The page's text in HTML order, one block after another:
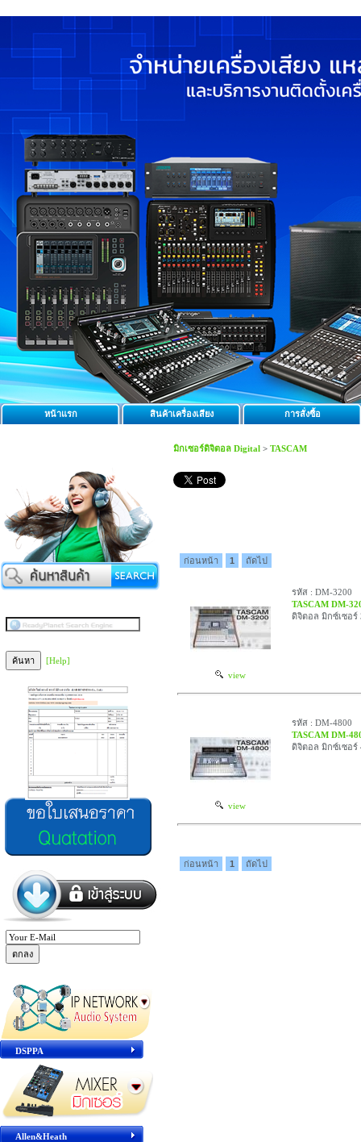
หน้าแรก สินค้าเครื่องเสียง การสั่งซื้อ
[Help]
DSPPA
Allen&Heath
มิกเซอร์ดิจิตอล Digital > TASCAM
ก่อนหน้า 1 ถัดไป
view
รหัส : DM-3200
TASCAM DM-
ดิจิตอล มิกซ์เซอร์
view
รหัส : DM-4800
TASCAM DM-
ดิจิตอล มิกซ์เซอร์
ก่อนหน้า 1 ถัดไป